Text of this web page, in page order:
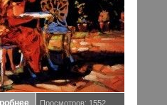
Просмотров: 1552